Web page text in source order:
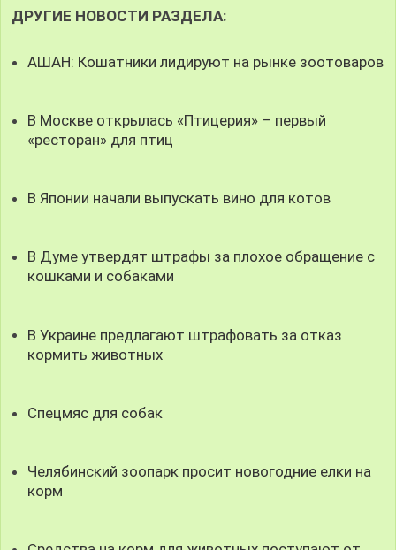
ДРУГИЕ НОВОСТИ РАЗДЕЛА:
АШАН: Кошатники лидируют на рынке зоотоваров
В Москве открылась «Птицерия» – первый
«ресторан» для птиц
В Японии начали выпускать вино для котов
В Думе утвердят штрафы за плохое обращение с
кошками и собаками
В Украине предлагают штрафовать за отказ
кормить животных
Спецмяс для собак
Челябинский зоопарк просит новогодние елки на
корм